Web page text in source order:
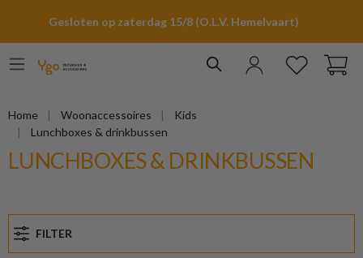
Gesloten op zaterdag 15/8 (O.L.V. Hemelvaart)
Home Woonaccessoires
Kids
Lunchboxes & drinkbussen
LUNCHBOXES & DRINKBUSSEN
FILTER